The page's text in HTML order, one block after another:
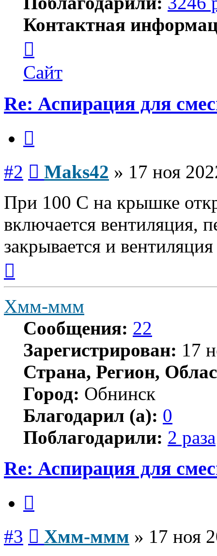
Контактная
пользователя
Maks42
Сайт
Re: Аспирация для
#2 Maks42 » 17 ноя
При 100 С на крышке
включается вентиляция,
закрывается и
началу
Хмм-ммм
Сообщения: 22
Зарегистрирован: 17
Страна, Регион,
Город: Обнинск
Благодарил (а): 0
Поблагодарили: 2 раза
Re: Аспирация для
#3 Хмм-ммм » 17 ноя